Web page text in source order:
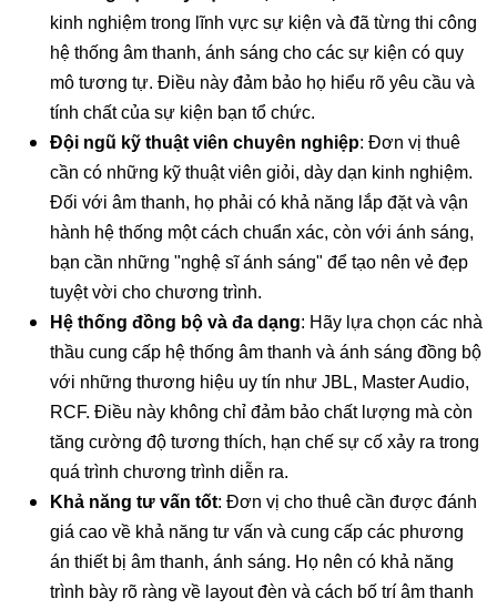
4S Hoàng Sa Việt Đơn Vị Cho Thuê Uy Tín
Tiêu Chí Lựa Chọn Đơn Vị Dịch Vụ Cho Thuê
Âm Thanh và Ánh Sáng Chuyên Nghiệp
Khi tìm kiếm đơn vị cho thuê âm thanh và ánh sáng chuyên
nghiệp, bạn nên cân nhắc những tiêu chí sau đây để đảm
bảo sự kiện của mình diễn ra suôn sẻ và ấn tượng:
Kinh nghiệm dày dạn
: Chọn đơn vị đã có nhiều năm
kinh nghiệm trong lĩnh vực sự kiện và đã từng thi công
hệ thống âm thanh, ánh sáng cho các sự kiện có quy
mô tương tự. Điều này đảm bảo họ hiểu rõ yêu cầu và
tính chất của sự kiện bạn tổ chức.
Đội ngũ kỹ thuật viên chuyên nghiệp
cần có những kỹ thuật viên giỏi, dày dạn kinh nghiệm.
Đối với âm thanh, họ phải có khả năng lắp đặt và vận
hành hệ thống một cách chuẩn xác, còn với ánh sáng,
bạn cần những "nghệ sĩ ánh sáng" để tạo nên vẻ đẹp
tuyệt vời cho chương trình.
Hệ thống đồng bộ và đa dạng
: Hãy lựa chọn các nhà